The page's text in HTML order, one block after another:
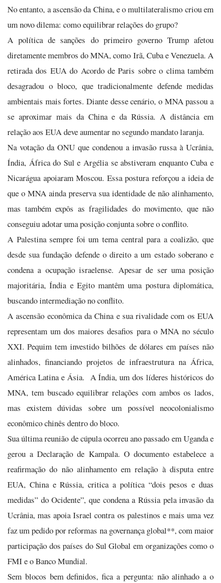
No entanto, a ascensão da China, e o multilateralismo criou em
um novo dilema: como equilibrar relações do grupo?
A política de sanções do primeiro governo Trump afetou
diretamente membros do MNA, como Irã, Cuba e Venezuela. A
retirada dos EUA do Acordo de Paris sobre o clima também
desagradou o bloco, que tradicionalmente defende medidas
ambientais mais fortes. Diante desse cenário, o MNA passou a
se aproximar mais da China e da Rússia. A distância em
relação aos EUA deve aumentar no segundo mandato laranja.
Na votação da ONU que condenou a invasão russa à Ucrânia,
Índia, África do Sul e Argélia se abstiveram enquanto Cuba e
Nicarágua apoiaram Moscou. Essa postura reforçou a ideia de
que o MNA ainda preserva sua identidade de não alinhamento,
mas também expôs as fragilidades do movimento, que não
conseguiu adotar uma posição conjunta sobre o conflito.
A Palestina sempre foi um tema central para a coalizão, que
desde sua fundação defende o direito a um estado soberano e
condena a ocupação israelense. Apesar de ser uma posição
majoritária, Índia e Egito mantêm uma postura diplomática,
buscando intermediação no conflito.
A ascensão econômica da China e sua rivalidade com os EUA
representam um dos maiores desafios para o MNA no século
XXI. Pequim tem investido bilhões de dólares em países não
alinhados, financiando projetos de infraestrutura na África,
América Latina e Ásia. A Índia, um dos líderes históricos do
MNA, tem buscado equilibrar relações com ambos os lados,
mas existem dúvidas sobre um possível neocolonialismo
econômico chinês dentro do bloco.
Sua última reunião de cúpula ocorreu ano passado em Uganda e
gerou a Declaração de Kampala. O documento estabelece a
reafirmação do não alinhamento em relação à disputa entre
EUA, China e Rússia, critica a política “dois pesos e duas
medidas” do Ocidente”, que condena a Rússia pela invasão da
Ucrânia, mas apoia Israel contra os palestinos e mais uma vez
faz um pedido por reformas na governança global**, com maior
participação dos países do Sul Global em organizações como o
FMI e o Banco Mundial.
Sem blocos bem definidos, fica a pergunta: não alinhado a o